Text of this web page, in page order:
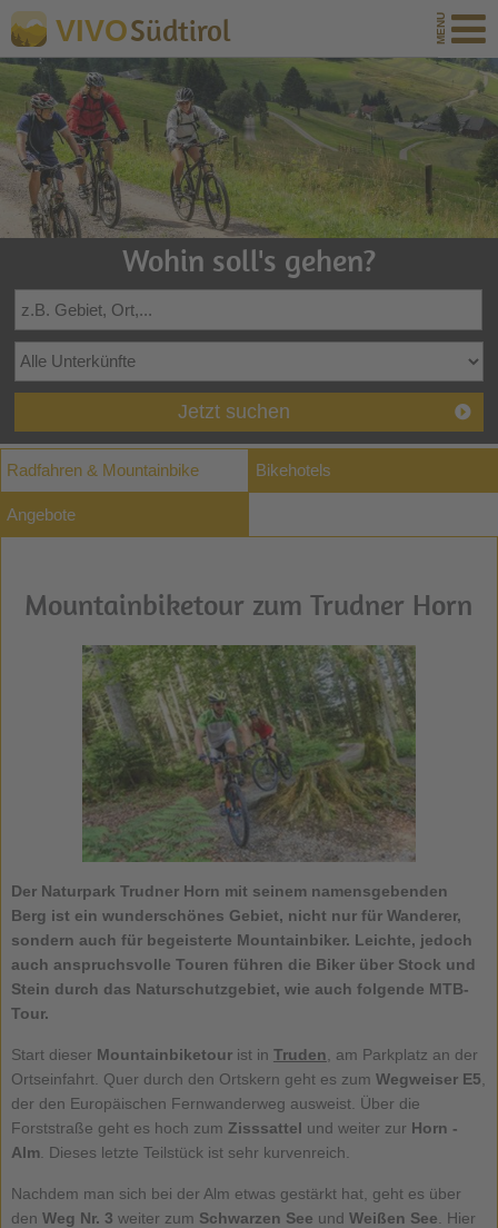
VIVOSüdtirol
Wohin soll's gehen?
Jetzt suchen
Radfahren & Mountainbike Bikehotels
Angebote
Mountainbiketour zum Trudner Horn
Der Naturpark Trudner Horn mit seinem namensgebenden
Berg ist ein wunderschönes Gebiet, nicht nur für Wanderer,
sondern auch für begeisterte Mountainbiker. Leichte, jedoch
auch anspruchsvolle Touren führen die Biker über Stock und
Stein durch das Naturschutzgebiet, wie auch folgende MTB-
Tour.
Start dieser Mountainbiketourist in Truden , am Parkplatz an der
Ortseinfahrt. Quer durch den Ortskern geht es zum Wegweiser E5
der den Europäischen Fernwanderweg ausweist. Über die
Forststraße geht es hoch zum Zisssattel und weiter zur Horn -
Alm. Dieses letzte Teilstück ist sehr kurvenreich.
Nachdem man sich bei der Alm etwas gestärkt hat, geht es über
den Weg Nr. 3 weiter zum Schwarzen See und Weißen See . Hier